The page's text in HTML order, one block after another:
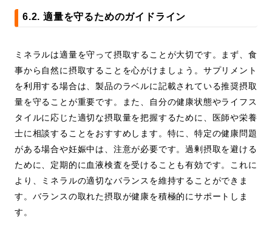
6.2. 適量を守るためのガイドライン
ミネラルは適量を守って摂取することが大切です。まず、食
事から自然に摂取することを心がけましょう。サプリメント
を利用する場合は、製品のラベルに記載されている推奨摂取
量を守ることが重要です。また、自分の健康状態やライフス
タイルに応じた適切な摂取量を把握するために、医師や栄養
士に相談することをおすすめします。特に、特定の健康問題
がある場合や妊娠中は、注意が必要です。過剰摂取を避ける
ために、定期的に血液検査を受けることも有効です。これに
より、ミネラルの適切なバランスを維持することができま
す。バランスの取れた摂取が健康を積極的にサポートしま
す。